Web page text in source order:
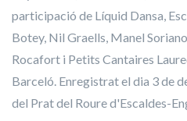
participació de Líquid Dansa,
Botey, Nil Graells, Manel
Rocafort i Petits Cantaires
Barceló. Enregistrat el dia 3 de
del Prat del Roure d'Escaldes-